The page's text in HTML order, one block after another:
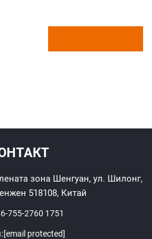
зона Шенгуан, ул. Шилонг,
518108, Китай
755-2760 1751
[email protected]